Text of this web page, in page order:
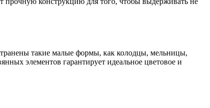
такие малые формы, как колодцы, мельницы,
элементов гарантирует идеальное цветовое и